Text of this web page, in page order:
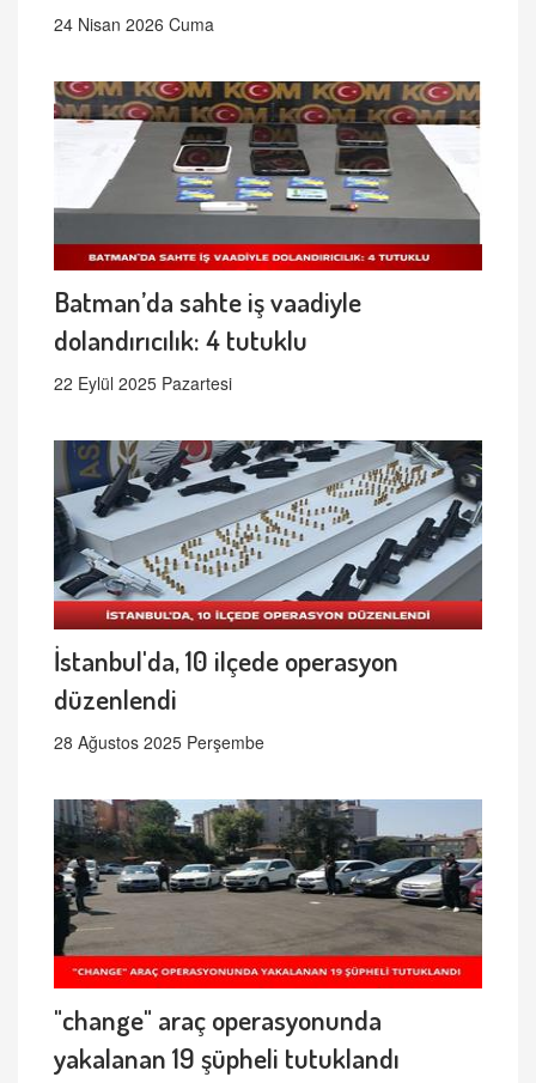
24 Nisan 2026 Cuma
Batman’da sahte iş vaadiyle
dolandırıcılık: 4 tutuklu
22 Eylül 2025 Pazartesi
İstanbul'da, 10 ilçede operasyon
düzenlendi
28 Ağustos 2025 Perşembe
"change" araç operasyonunda
yakalanan 19 şüpheli tutuklandı